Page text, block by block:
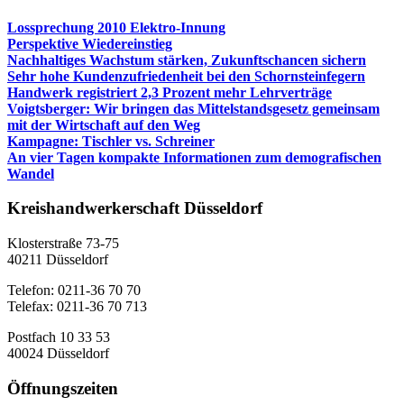
Lossprechung 2010 Elektro-Innung
Perspektive Wiedereinstieg
Nachhaltiges Wachstum stärken, Zukunftschancen sichern
Sehr hohe Kundenzufriedenheit bei den Schornsteinfegern
Handwerk registriert 2,3 Prozent mehr Lehrverträge
Voigtsberger: Wir bringen das Mittelstandsgesetz gemeinsam
mit der Wirtschaft auf den Weg
Kampagne: Tischler vs. Schreiner
An vier Tagen kompakte Informationen zum demografischen
Wandel
Kreishandwerkerschaft Düsseldorf
Klosterstraße 73-75
40211 Düsseldorf
Telefon: 0211-36 70 70
Telefax: 0211-36 70 713
Postfach 10 33 53
40024 Düsseldorf
Öffnungszeiten